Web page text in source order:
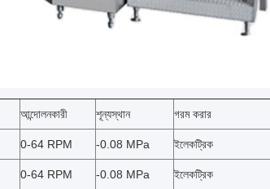
আন্দোলনকারী শূন্যস্থান গরম করার
0-64 RPM -0.08 MPa ইলেকট্রিক
0-64 RPM -0.08 MPa ইলেকট্রিক